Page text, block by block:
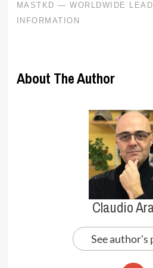
About The Author
Claudio
See author's